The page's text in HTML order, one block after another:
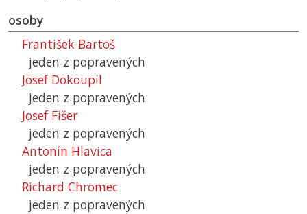
osoby
František Bartoš
jeden z popravených
Josef Dokoupil
jeden z popravených
Josef Fišer
jeden z popravených
Antonín Hlavica
jeden z popravených
Richard Chromec
jeden z popravených